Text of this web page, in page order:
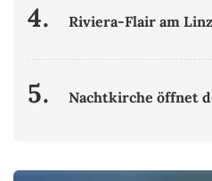
4. Riviera-Flair am
5. Nachtkirche öffnet